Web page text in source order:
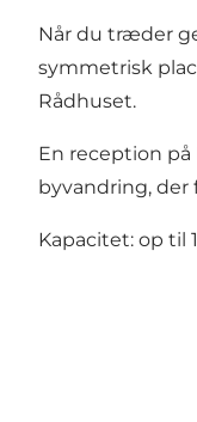
Når du træder
symmetrisk
Rådhuset.
En reception
byvandring,
Kapacitet: op til